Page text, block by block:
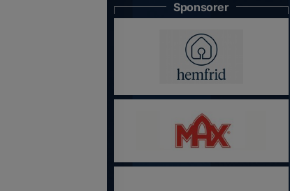
Sponsorer